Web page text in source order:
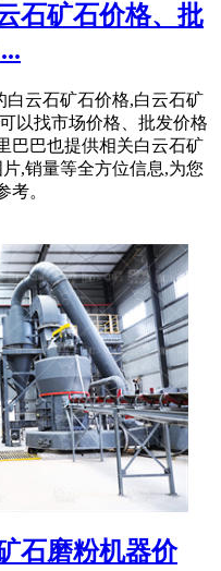
石矿石价格、批
白云石矿石价格,白云石矿
以找市场价格、批发价格
巴巴也提供相关白云石矿
,销量等全方位信息,为您
考。
石磨粉机器价